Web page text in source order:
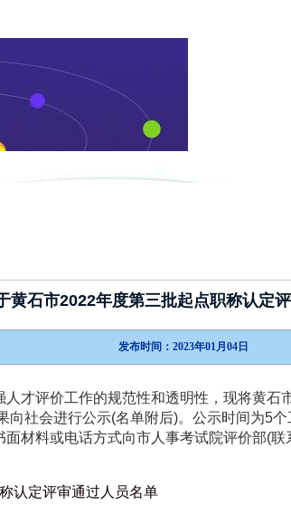
黄石市2022年度第三批起点职称认定
发布时间：2023年01月04日
才评价工作的规范性和透明性，现将黄石
向社会进行公示(名单附后)。公示时间为5个
材料或电话方式向市人事考试院评价部(联
认定评审通过人员名单